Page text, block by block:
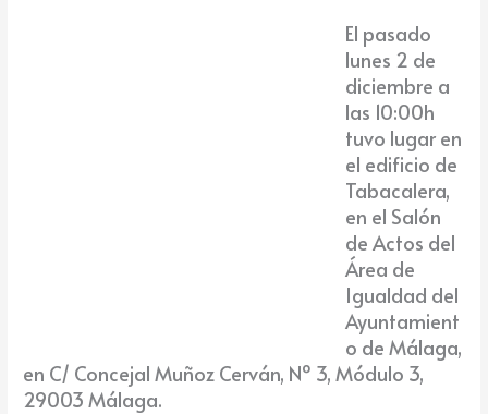
El pasado
lunes 2 de
diciembre a
las 10:00h
tuvo lugar en
el edificio de
Tabacalera,
en el Salón
de Actos del
Área de
Igualdad del
Ayuntamient
o de Málaga,
en C/ Concejal Muñoz Cerván, Nº 3, Módulo 3,
29003 Málaga.